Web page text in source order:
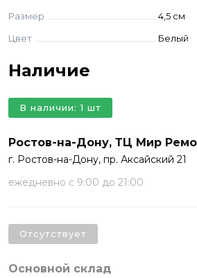
Размер
4,5 см
Цвет
Белый
Наличие
Ростов-на-Дону, ТЦ Мир
г. Ростов-на-Дону, пр. Аксайский 21
ежедневно с 9:00 до 21:00
В наличии: 1 шт
Основной склад
Отсутствует